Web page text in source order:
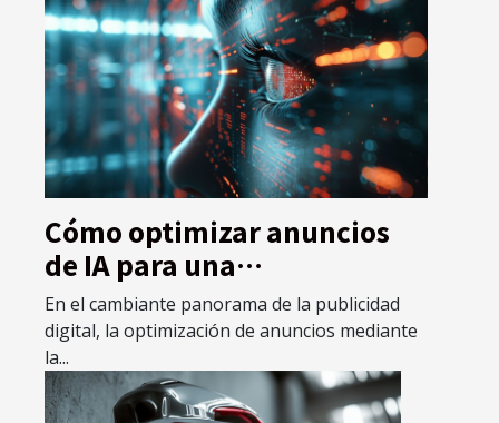
Cómo optimizar anuncios
de IA para una
comunicación efectiva en
2025
En el cambiante panorama de la publicidad
digital, la optimización de anuncios mediante
la...